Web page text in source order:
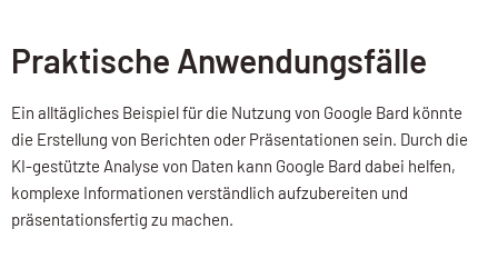
Praktische Anwendungsfälle
Ein alltägliches Beispiel für die Nutzung von Google Bard könnte
die Erstellung von Berichten oder Präsentationen sein. Durch die
KI-gestützte Analyse von Daten kann Google Bard dabei helfen,
komplexe Informationen verständlich aufzubereiten und
präsentationsfertig zu machen.